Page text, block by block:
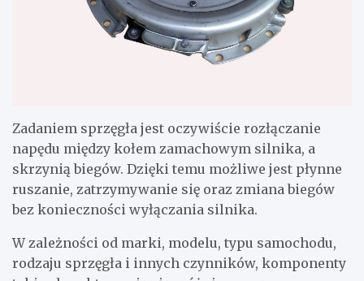
Zadaniem sprzęgła jest oczywiście rozłączanie
napędu między kołem zamachowym silnika, a
skrzynią biegów. Dzięki temu możliwe jest płynne
ruszanie, zatrzymywanie się oraz zmiana biegów
bez konieczności wyłączania silnika.
W zależności od marki, modelu, typu samochodu,
rodzaju sprzęgła i innych czynników, komponenty